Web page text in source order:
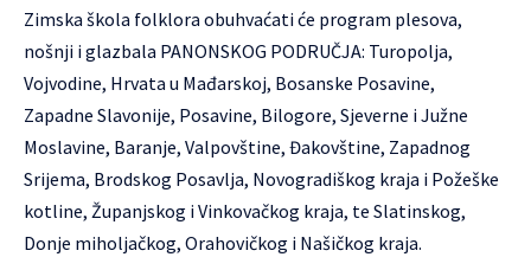
Zimska škola folklora obuhvaćati će program plesova,
nošnji i glazbala PANONSKOG PODRUČJA: Turopolja,
Vojvodine, Hrvata u Mađarskoj, Bosanske Posavine,
Zapadne Slavonije, Posavine, Bilogore, Sjeverne i Južne
Moslavine, Baranje, Valpovštine, Đakovštine, Zapadnog
Srijema, Brodskog Posavlja, Novogradiškog kraja i Požeške
kotline, Županjskog i Vinkovačkog kraja, te Slatinskog,
Donje miholjačkog, Orahovičkog i Našičkog kraja.